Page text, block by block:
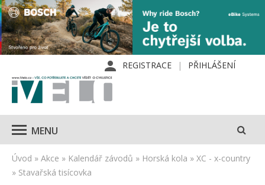
REGISTRACE PŘIHLÁŠENÍ
MENU
Úvod » Akce » Kalendář závodů » Horská kola » XC - x-country
» Stavařská tisícovka